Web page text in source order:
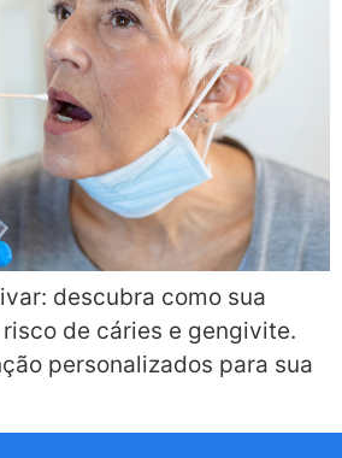
descubra como sua
de cáries e gengivite.
personalizados para sua